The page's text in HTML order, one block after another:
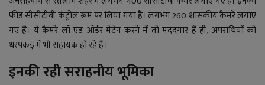
फीड सीसीटीवी कंट्रोल रूम पर लिया गया है। लगभग 260 शासकीय कैमरे लगाए
गए हैं। ये कैमरे लॉ एंड ऑर्डर मेंटेन करने में तो मददगार हैं ही, अपराधियों को
धरपकड़ में भी सहायक हो रहे हैं।
इनकी रही सराहनीय भूमिका